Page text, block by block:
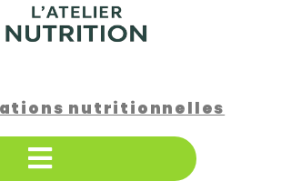
nutritionnelles